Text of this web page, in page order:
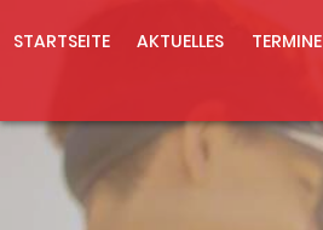
STARTSEITE AKTUELLES TERMINE